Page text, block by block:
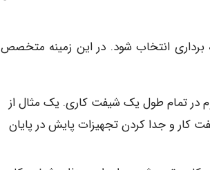
برداری انتخاب شود. در این زمینه متخصص
در تمام طول یک شیفت کاری. یک مثال از
کار و جدا کردن تجهیزات پایش در پایان